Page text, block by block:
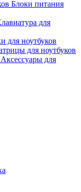
Блоки питания
для
для ноутбуков
для ноутбуков
Аксессуары для